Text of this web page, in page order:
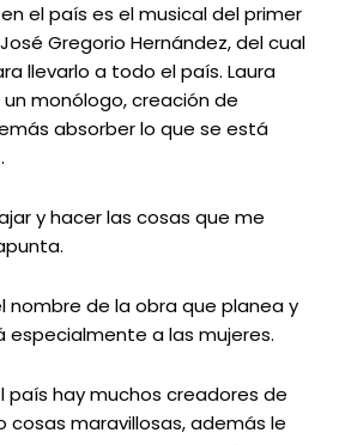
el país es el musical del primer
Gregorio Hernández, del cual
llevarlo a todo el país. Laura
monólogo, creación de
absorber lo que se está
y hacer las cosas que me
nombre de la obra que planea y
a las mujeres.
país hay muchos creadores de
maravillosas, además le